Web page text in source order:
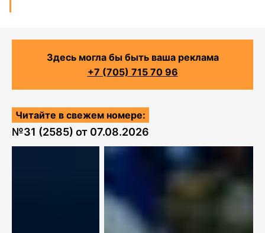
Здесь могла бы быть ваша реклама
+7 (705) 715 70 96
Читайте в свежем номере:
№31 (2585) от 07.08.2026